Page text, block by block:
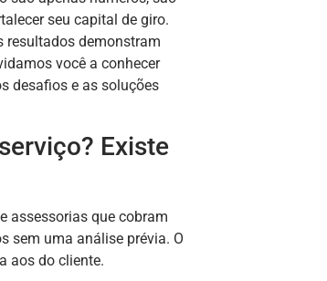
seu capital de giro.
resultados demonstram
você a conhecer
desafios e as soluções
Existe
assessorias que cobram
sem uma análise prévia. O
aos do cliente.